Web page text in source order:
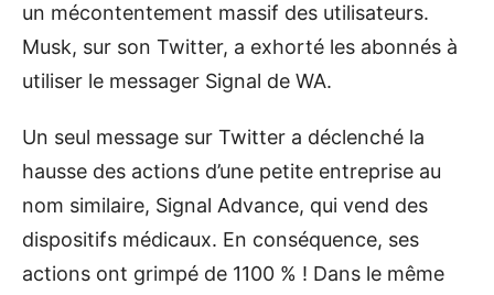
un mécontentement massif des utilisateurs.
Musk, sur son Twitter, a exhorté les abonnés à
utiliser le messager Signal de WA.
Un seul message sur Twitter a déclenché la
hausse des actions d’une petite entreprise au
nom similaire, Signal Advance, qui vend des
dispositifs médicaux. En conséquence, ses
actions ont grimpé de 1100 % ! Dans le même